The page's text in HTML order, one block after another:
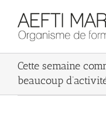
contenu
Cette semaine
beaucoup